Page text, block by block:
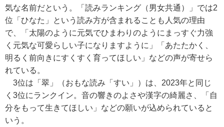
気な名前だという。「読みランキング（男女共通）」では2
位「ひなた」という読み方が含まれることも人気の理由
で、「太陽のように元気でひまわりのようにまっすぐ力強
く元気な可愛らしい子になりますように」「あたたかく、
明るく前向きにすくすく育ってほしい」などの声が寄せら
れている。
3位は「翠」（おもな読み「すい」）は、2023年と同じ
く3位にランクイン。音の響きのよさや漢字の綺麗さ、「自
分をもって生きてほしい」などの願いが込められていると
いう。